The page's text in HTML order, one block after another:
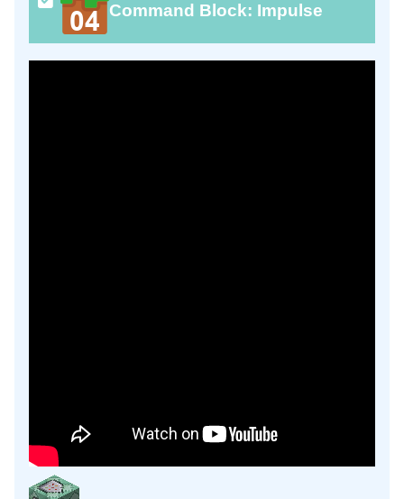
Command Block: Impulse